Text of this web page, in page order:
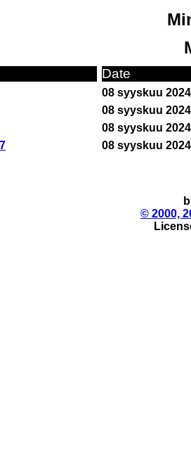
Date
08 syyskuu 2024
08 syyskuu 2024
08 syyskuu 2024
08 syyskuu 2024
© 2000,